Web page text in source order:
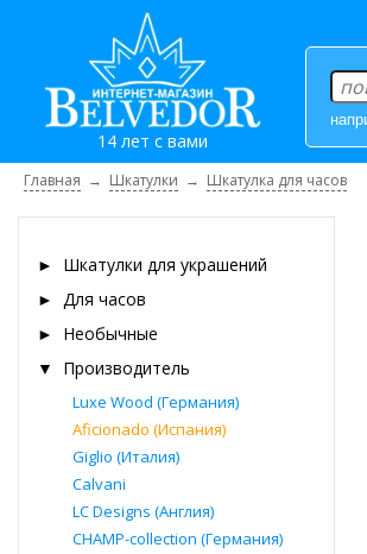
14 лет с вами
Главная → Шкатулки → Шкатулка для часов
►
Шкатулки для украшений
► Для часов
►
Необычные
▼
Производитель
Luxe Wood (Германия)
Aficionado (Испания)
Giglio (Италия)
Calvani
LC Designs (Англия)
CHAMP-collection (Германия)